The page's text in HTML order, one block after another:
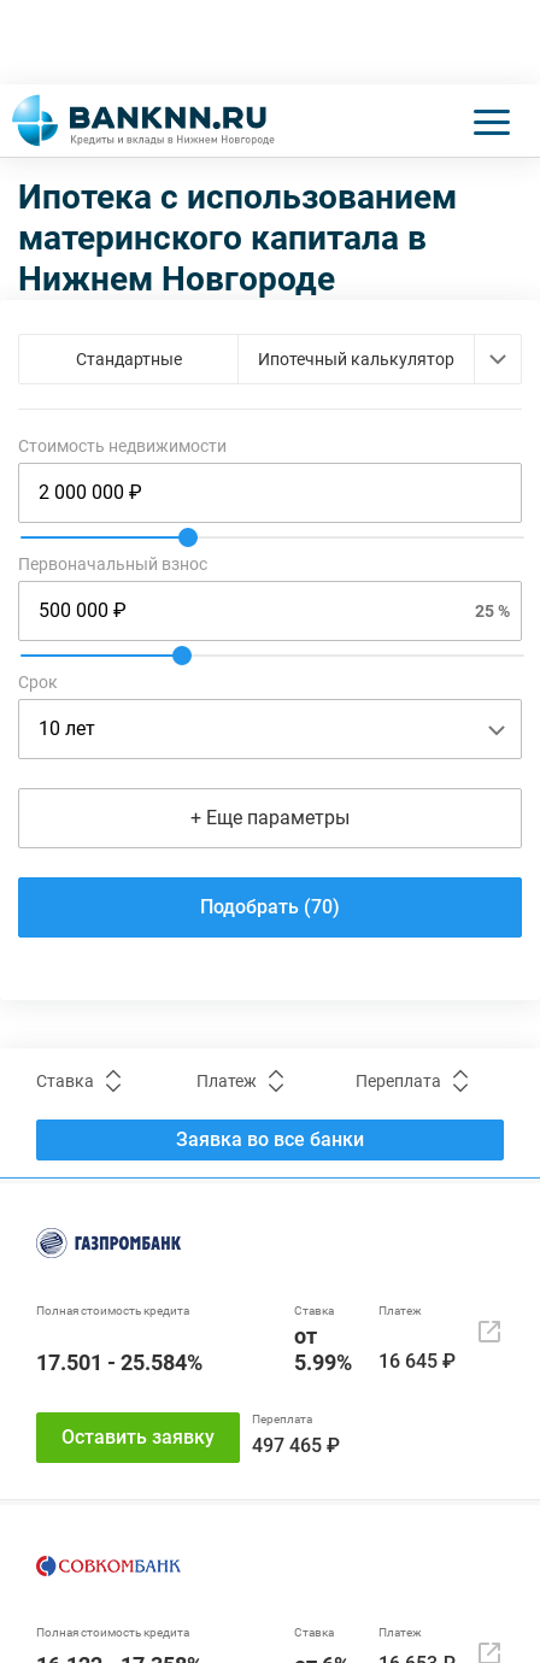
Ипотека с использованием
материнского капитала в
Нижнем Новгороде
Стандартные Ипотечный калькулятор
Сельская Молодая семья Господдержка
Коммерческая недвижимость
Строительство дома
Низкие процентные ставки
Материнский капитал Рефинансирование
Стоимость недвижимости
Первоначальный взнос
25 %
Срок
+ Еще параметры
Подобрать (70)
Ставка Платеж Переплата
Заявка во все банки
17.501 - 25.584%
от
5.99%
16 645 ₽
497 465 ₽
Оставить заявку